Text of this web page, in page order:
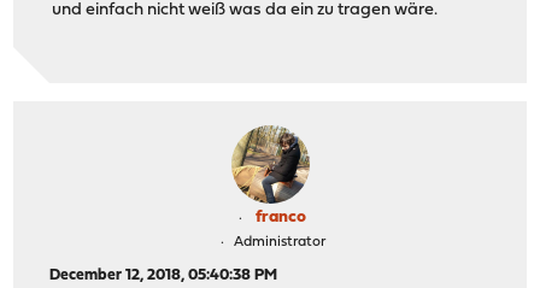
und einfach nicht weiß was da ein zu tragen wäre.
franco
Administrator
December 12, 2018, 05:40:38 PM